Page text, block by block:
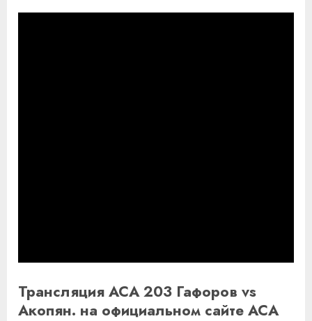
Трансляция ACA 203 Гафоров vs
Акопян. на официальном сайте ACA